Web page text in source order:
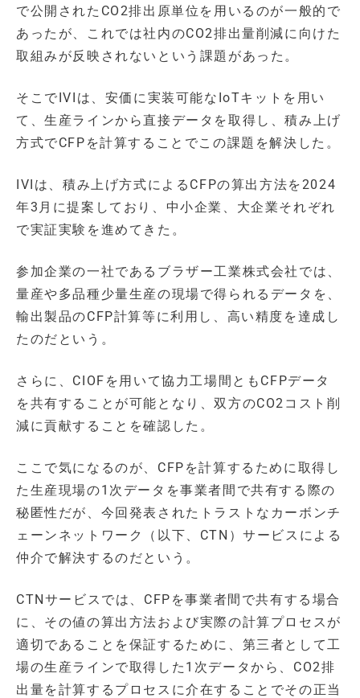
で公開されたCO2排出原単位を用いるのが一般的で
あったが、これでは社内のCO2排出量削減に向けた
取組みが反映されないという課題があった。
そこでIVIは、安価に実装可能なIoTキットを用い
て、生産ラインから直接データを取得し、積み上げ
方式でCFPを計算することでこの課題を解決した。
IVIは、積み上げ方式によるCFPの算出方法を2024
年3月に提案しており、中小企業、大企業それぞれ
で実証実験を進めてきた。
参加企業の一社であるブラザー工業株式会社では、
量産や多品種少量生産の現場で得られるデータを、
輸出製品のCFP計算等に利用し、高い精度を達成し
たのだという。
さらに、CIOFを用いて協力工場間ともCFPデータ
を共有することが可能となり、双方のCO2コスト削
減に貢献することを確認した。
ここで気になるのが、CFPを計算するために取得し
た生産現場の1次データを事業者間で共有する際の
秘匿性だが、今回発表されたトラストなカーボンチ
ェーンネットワーク（以下、CTN）サービスによる
仲介で解決するのだという。
CTNサービスでは、CFPを事業者間で共有する場合
に、その値の算出方法および実際の計算プロセスが
適切であることを保証するために、第三者として工
場の生産ラインで取得した1次データから、CO2排
出量を計算するプロセスに介在することでその正当